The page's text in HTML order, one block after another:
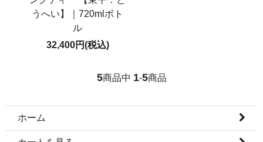
うへい】｜720mlボト
ル
32,400円(税込)
5商品中 1-5商品
ホーム